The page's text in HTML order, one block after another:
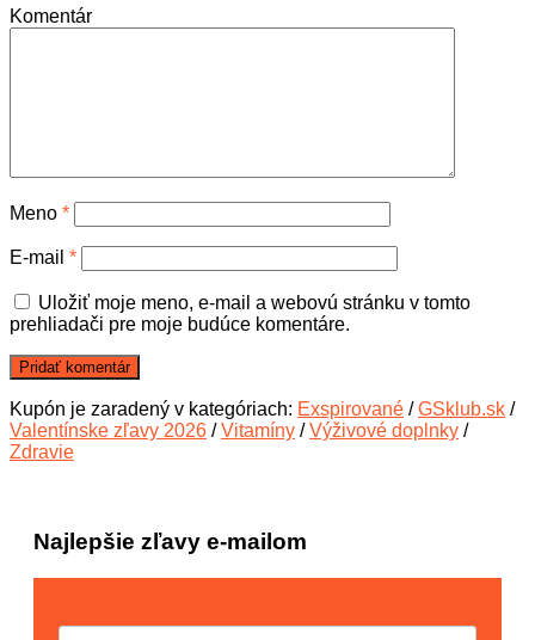
Komentár
Meno *
E-mail *
Uložiť moje meno, e-mail a webovú stránku v tomto
prehliadači pre moje budúce komentáre.
Kupón je zaradený v kategóriach: Exspirované /GSklub.sk /
Valentínske zľavy 2026 /Vitamíny /Výživové doplnky /
Zdravie
Najlepšie zľavy e-mailom